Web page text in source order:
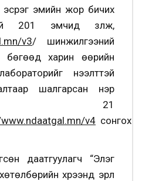
эсрэг эмийн жор бичих
201 эмчид үзүүлж,
v3/ шинжилгээний
бөгөөд харин өөрийн
нээлттэй
шалгарсан нэр
21
v4 сонгох
даатгуулагч “Элэг
хүрээнд эрүүл